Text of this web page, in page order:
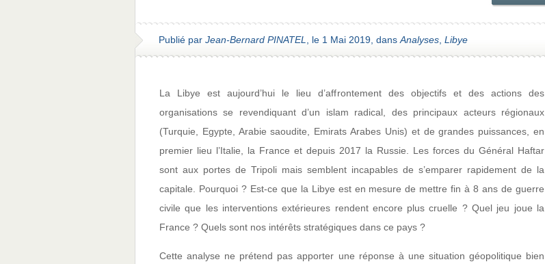
Publié par Jean-Bernard PINATEL , le 1 Mai 2019, dans Analyses Libye
La Libye est aujourd’hui le lieu d’affrontement des objectifs et des actions des
organisations se revendiquant d’un islam radical, des principaux acteurs régionaux
(Turquie, Egypte, Arabie saoudite, Emirats Arabes Unis) et de grandes puissances, en
premier lieu l’Italie, la France et depuis 2017 la Russie. Les forces du Général Haftar
sont aux portes de Tripoli mais semblent incapables de s’emparer rapidement de la
capitale. Pourquoi ? Est-ce que la Libye est en mesure de mettre fin à 8 ans de guerre
civile que les interventions extérieures rendent encore plus cruelle ? Quel jeu joue la
France ? Quels sont nos intérêts stratégiques dans ce pays ?
Cette analyse ne prétend pas apporter une réponse à une situation géopolitique bien